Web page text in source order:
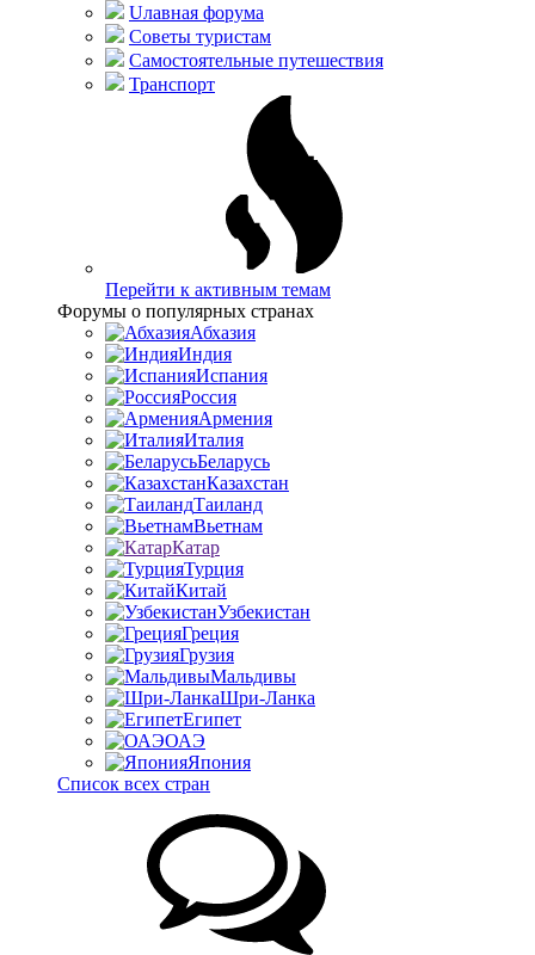
Uлавная форума
Советы туристам
Самостоятельные путешествия
Транспорт
Перейти к активным темам
Форумы о популярных странах
Абхазия
Индия
Испания
Россия
Армения
Италия
Беларусь
Казахстан
Таиланд
Вьетнам
Катар
Турция
Китай
Узбекистан
Греция
Грузия
Мальдивы
Шри-Ланка
Египет
ОАЭ
Япония
Список всех стран